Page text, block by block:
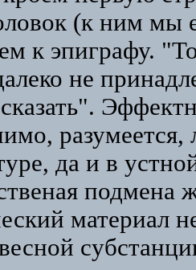
(к ним мы
к эпиграфу.
не
да и в
подмена
материал